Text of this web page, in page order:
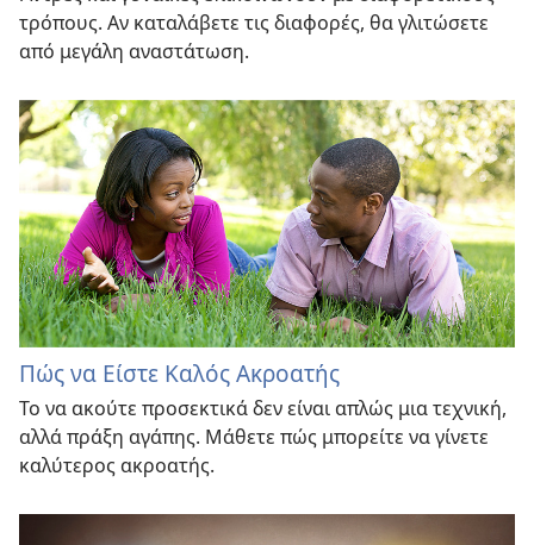
τρόπους. Αν καταλάβετε τις διαφορές, θα γλιτώσετε
από μεγάλη αναστάτωση.
Πώς να Είστε Καλός Ακροατής
Το να ακούτε προσεκτικά δεν είναι απλώς μια τεχνική,
αλλά πράξη αγάπης. Μάθετε πώς μπορείτε να γίνετε
καλύτερος ακροατής.